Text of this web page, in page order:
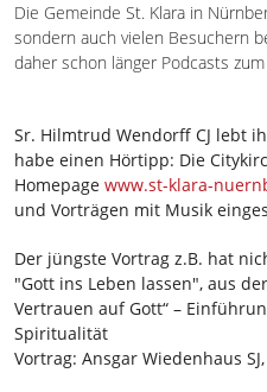
Die Gemeinde St. Klara in
sondern auch vielen Besuchern
daher schon länger Podcasts
Sr. Hilmtrud Wendorff CJ lebt
habe einen Hörtipp: Die
Homepage www.st-klara-
und Vorträgen mit Musik
Der jüngste Vortrag z.B. hat
"Gott ins Leben lassen", aus
Vertrauen auf Gott“ –
Spiritualität
Vortrag: Ansgar Wiedenhaus